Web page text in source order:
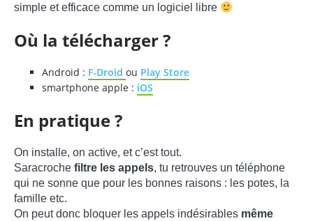
simple et efficace comme un logiciel libre
Où la télécharger ?
Android : F-Droid ou Play Store
smartphone apple : iOS
En pratique ?
On installe, on active, et c’est tout.
Saracroche filtre les appels, tu retrouves un téléphone
qui ne sonne que pour les bonnes raisons : les potes, la
famille etc.
On peut donc bloquer les appels indésirables même